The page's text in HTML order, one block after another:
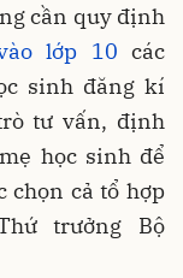
cần quy định
lớp 10 các
sinh đăng kí
tư vấn, định
học sinh để
chọn cả tổ hợp
trưởng Bộ